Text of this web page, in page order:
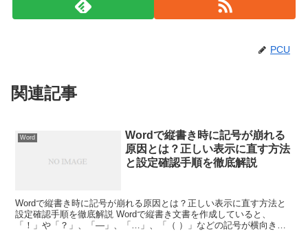
PCU
関連記事
Word
Wordで縦書き時に記号が崩れる
原因とは？正しい表示に直す方法
と設定確認手順を徹底解説
Wordで縦書き時に記号が崩れる原因とは？正しい表示に直す方法と
設定確認手順を徹底解説 Wordで縦書き文書を作成していると、
「！」や「？」、「―」、「…」、「（ ）」などの記号が横向きに